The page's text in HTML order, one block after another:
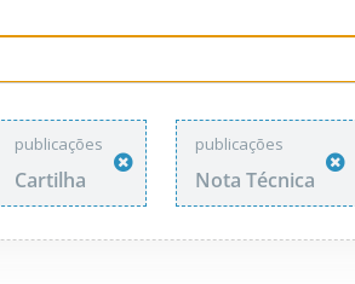
publicações
Cartilha
publicações
Nota Técnica